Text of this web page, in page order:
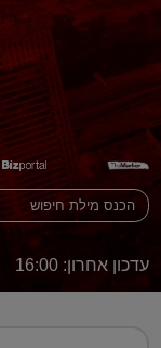
עדכון אחרון: 16:00